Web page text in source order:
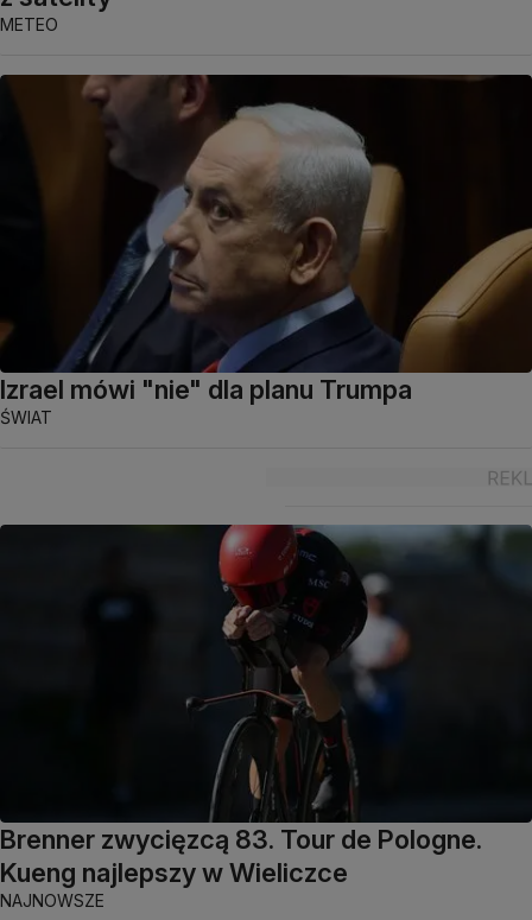
METEO
Izrael mówi "nie" dla planu Trumpa
ŚWIAT
Brenner zwycięzcą 83. Tour de Pologne.
Kueng najlepszy w Wieliczce
NAJNOWSZE